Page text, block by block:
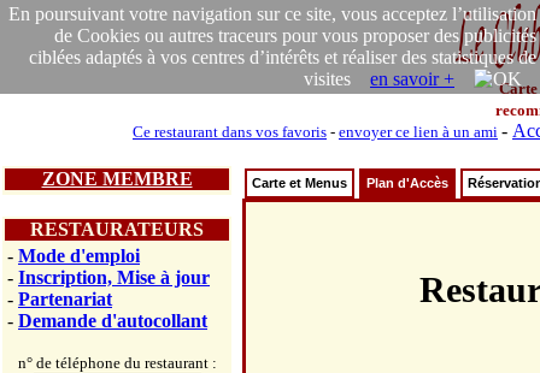
En poursuivant votre navigation sur ce site, vous acceptez l’utilisation
de Cookies ou autres traceurs pour vous proposer des publicités
ciblées adaptés à vos centres d’intérêts et réaliser des statistiques de
visites en savoir +
Carte
Ce restaurant dans vos favoris - envoyer ce lien à un ami -
ZONE MEMBRE
RESTAURATEURS
- Mode d'emploi
- Inscription, Mise à jour
- Partenariat
- Demande d'autocollant
n° de téléphone du restaurant :
Carte et Menus Plan d'Accès